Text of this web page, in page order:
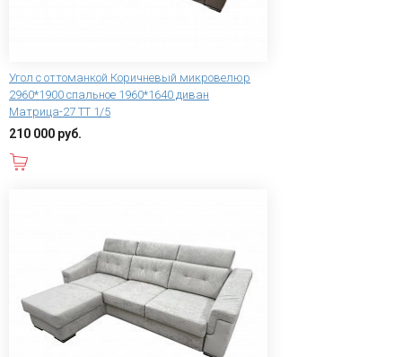
Угол с оттоманкой Коричневый микровелюр
2960*1900 спальное 1960*1640 диван
Матрица-27 ТТ 1/5
210 000 руб.